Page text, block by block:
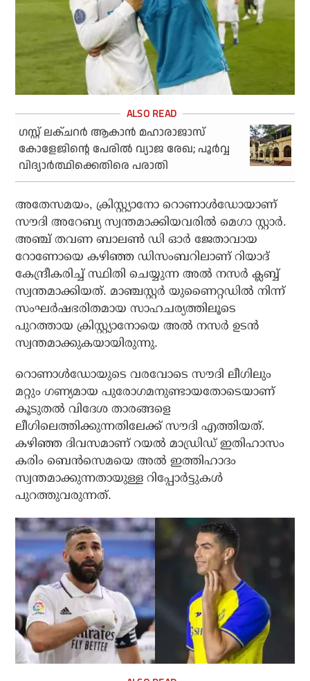
ഗസ്റ്റ് ലക്ചറര്‍ ആകാന്‍ മഹാരാജാസ്
കോളേജിന്റെ പേരില്‍ വ്യാജ രേഖ; പൂര്‍വ്വ
വിദ്യാര്‍ത്ഥിക്കെതിരെ പരാതി
അതേസമയം, ക്രിസ്റ്റ്യാനോ റൊണാള്‍ഡോയാണ്
സൗദി അറേബ്യ സ്വന്തമാക്കിയവരില്‍ മെഗാ സ്റ്റാര്‍.
അഞ്ച് തവണ ബാലണ്‍ ഡി ഓര്‍ ജേതാവായ
റോണോയെ കഴിഞ്ഞ ഡിസംബറിലാണ് റിയാദ്
കേന്ദ്രീകരിച്ച് സ്ഥിതി ചെയ്യുന്ന അല്‍ നസര്‍ ക്ലബ്ബ്
സ്വന്തമാക്കിയത്. മാഞ്ചസ്റ്റര്‍ യുണൈറ്റഡില്‍ നിന്ന്
സംഘര്‍ഷഭരിതമായ സാഹചര്യത്തിലൂടെ
പുറത്തായ ക്രിസ്റ്റ്യാനോയെ അല്‍ നസര്‍ ഉടന്‍
സ്വന്തമാക്കുകയായിരുന്നു.
റൊണാള്‍ഡോയുടെ വരവോടെ സൗദി ലീഗിലും
മറ്റും ഗണ്യമായ പുരോഗമനുണ്ടായതോടെയാണ്
കൂടുതല്‍ വിദേശ താരങ്ങളെ
ലീഗിലെത്തിക്കുന്നതിലേക്ക് സൗദി എത്തിയത്.
കഴിഞ്ഞ ദിവസമാണ് റയല്‍ മാഡ്രിഡ് ഇതിഹാസം
കരിം ബെന്‍സെമയെ അല്‍ ഇത്തിഹാദം
സ്വന്തമാക്കുന്നതായുള്ള റിപ്പോര്‍ട്ടുകള്‍
പുറത്തുവരുന്നത്.